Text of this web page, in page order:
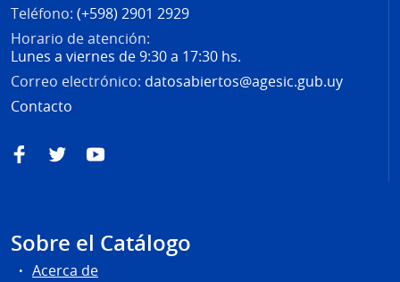
Teléfono: (+598) 2901 2929
Horario de atención:
Lunes a viernes de 9:30 a 17:30 hs.
Correo electrónico: datosabiertos@agesic.gub.uy
Contacto
FacebookTwitterYouTube
Sobre el Catálogo
Acerca de